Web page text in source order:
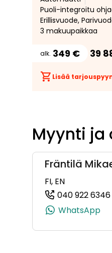
Puoli-integroitu
Erillisvuode,
3 makuupaikkaa
alk. 349 € 39
Lisää
Myynti ja
Fräntilä
FI, EN
040 922 6346
WhatsApp